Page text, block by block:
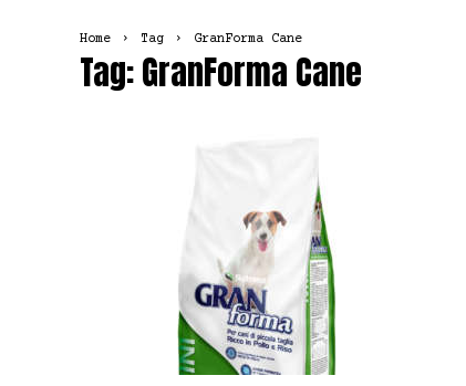
Home Tag GranForma Cane
Tag: GranForma Cane